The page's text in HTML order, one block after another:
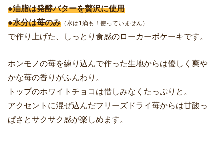
●油脂は発酵バターを贅沢に使用
●水分は苺のみ （水は1滴も！使っていません）
で作り上げた、しっとり食感のローカーボケーキです。
ホンモノの苺を練り込んで作った生地からは優しく爽や
かな苺の香りがふんわり。
トップのホワイトチョコは惜しみなくたっぷりと。
アクセントに混ぜ込んだフリーズドライ苺からは甘酸っ
ぱさとサクサク感が楽しめます。